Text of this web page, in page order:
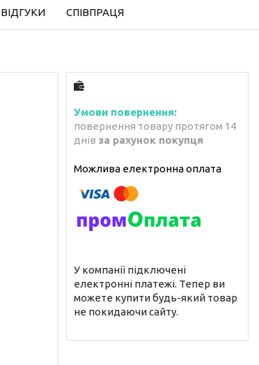
ВІДГУКИ СПІВПРАЦЯ
повернення товару протягом 14
днів за рахунок покупця
У компанії підключені
електронні платежі. Тепер ви
можете купити будь-який товар
не покидаючи сайту.